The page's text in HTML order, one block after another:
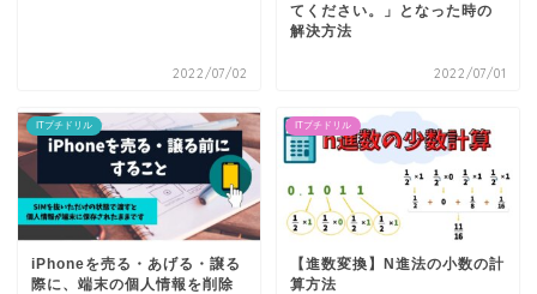
2022/07/02
てください。」となった時の
解決方法
2022/07/01
ITプチドリル
iPhoneを売る・あげる・譲る
際に、端末の個人情報を削除
ITプチドリル
【進数変換】N進法の小数の計
算方法